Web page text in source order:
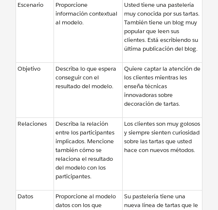
Escenario
Proporcione
información contextual
al modelo.
Usted tiene una pastelería
muy conocida por sus tartas.
También tiene un blog muy
popular que leen sus
clientes. Está escribiendo su
última publicación del blog.
Objetivo
Describa lo que espera
conseguir con el
resultado del modelo.
Quiere captar la atención de
los clientes mientras les
enseña técnicas
innovadoras sobre
decoración de tartas.
Relaciones
Describa la relación
entre los participantes
implicados. Mencione
también cómo se
relaciona el resultado
del modelo con los
participantes.
Los clientes son muy golosos
y siempre sienten curiosidad
sobre las tartas que usted
hace con nuevos métodos.
Datos
Proporcione al modelo
datos con los que
Su pastelería tiene una
nueva línea de tartas que le